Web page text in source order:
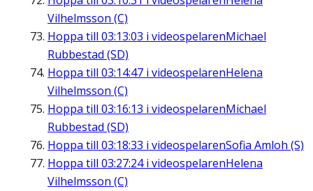
Vilhelmsson (C)
Hoppa till 03:13:03 i videospelarenMichael
Rubbestad (SD)
Hoppa till 03:14:47 i videospelarenHelena
Vilhelmsson (C)
Hoppa till 03:16:13 i videospelarenMichael
Rubbestad (SD)
Hoppa till 03:18:33 i videospelarenSofia Amloh (S)
Hoppa till 03:27:24i videospelarenHelena
Vilhelmsson (C)